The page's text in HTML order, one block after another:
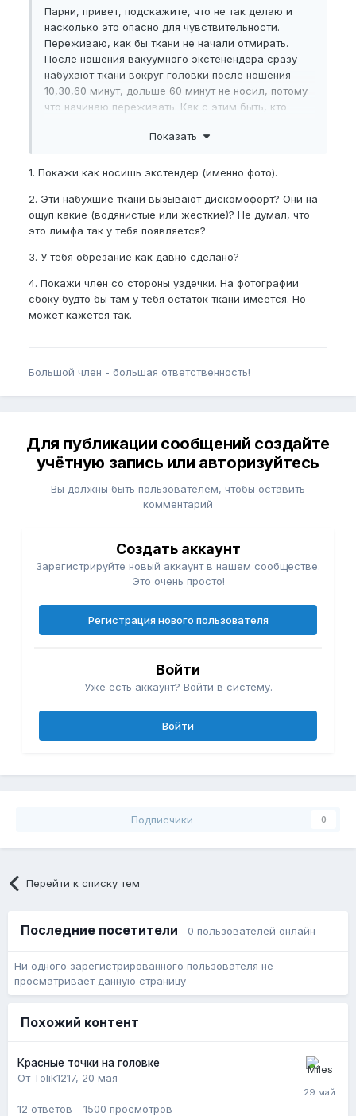
Парни, привет, подскажите, что не так делаю и
насколько это опасно для чувствительности.
Переживаю, как бы ткани не начали отмирать.
После ношения вакуумного экстенендера сразу
набухают ткани вокруг головки после ношения
10,30,60 минут, дольше 60 минут не носил, потому
что начинаю переживать. Как с этим быть, кто
войдите, чтобы увидеть скрытое
войдите, чтобы увидеть скрытое
изображение.
Показать
1. Покажи как носишь экстендер (именно фото).
2. Эти набухшие ткани вызывают дискомофорт? Они на
ощуп какие (водянистые или жесткие)? Не думал, что
это лимфа так у тебя появляется?
3. У тебя обрезание как давно сделано?
4. Покажи член со стороны уздечки. На фотографии
сбоку будто бы там у тебя остаток ткани имеется. Но
может кажется так.
Большой член - большая ответственность!
Для публикации сообщений создайте
учётную запись или авторизуйтесь
Вы должны быть пользователем, чтобы оставить
комментарий
Создать аккаунт
Зарегистрируйте новый аккаунт в нашем сообществе.
Это очень просто!
Регистрация нового пользователя
Войти
Уже есть аккаунт? Войти в систему.
Войти
Подписчики 0
Перейти к списку тем
Последние посетители 0 пользователей онлайн
Ни одного зарегистрированного пользователя не
просматривает данную страницу
Похожий контент
Красные точки на головке
От Tolik1217, 20 мая
12 ответов 1500 просмотров